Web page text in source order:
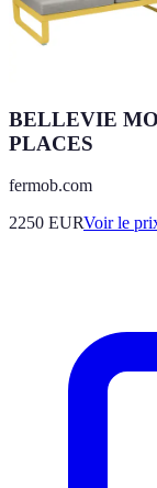
BELLEVIE
PLACES
fermob.com
2250 EURVoir le